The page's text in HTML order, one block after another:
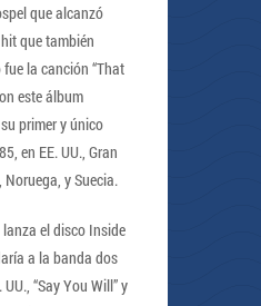
que alcanzó
que también
la canción “That
este álbum
primer y único
en EE. UU., Gran
y Suecia.
el disco Inside
a la banda dos
“Say You Will” y